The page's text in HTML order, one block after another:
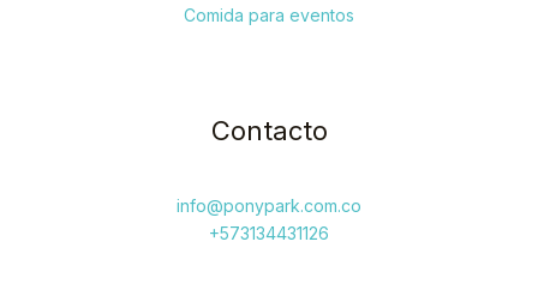
Comida para eventos
Contacto
info@ponypark.com.co
+573134431126